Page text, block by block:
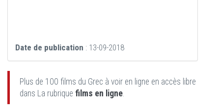
Date de publication : 13-09-2018
Plus de 100 films du Grec à voir en ligne en accès libre
dans La rubrique films en ligne.